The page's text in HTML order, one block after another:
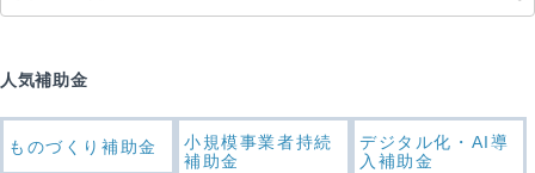
人気補助金
ものづくり補助金
小規模事業者持続
補助金
デジタル化・AI導
入補助金